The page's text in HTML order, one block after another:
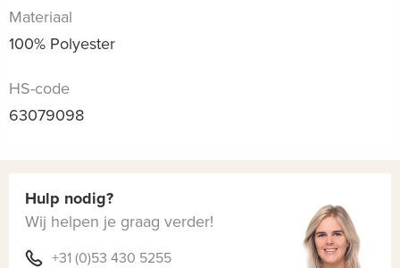
Materiaal
100% Polyester
HS-code
63079098
Hulp nodig?
Wij helpen je graag verder!
+31 (0)53 430 5255